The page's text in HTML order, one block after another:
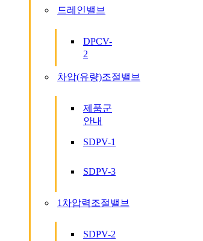
드레인밸브
DPCV-
2
차압(유량)조절밸브
제품군
안내
SDPV-1
SDPV-3
1차압력조절밸브
SDPV-2